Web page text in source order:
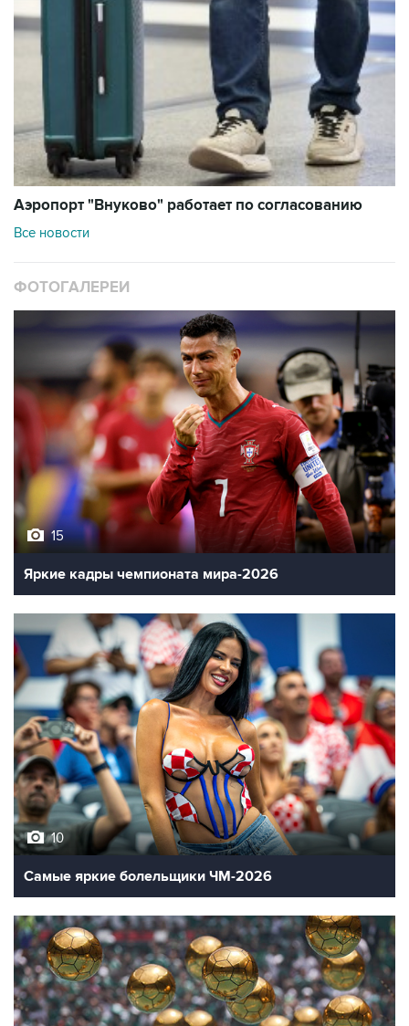
Аэропорт "Внуково" работает по согласованию
Все новости
ФОТОГАЛЕРЕИ
15
Яркие кадры чемпионата мира-2026
10
Самые яркие болельщики ЧМ-2026